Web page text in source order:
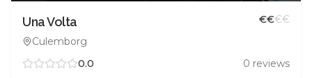
Una Volta
Culemborg
€€€€
0.0 0 reviews